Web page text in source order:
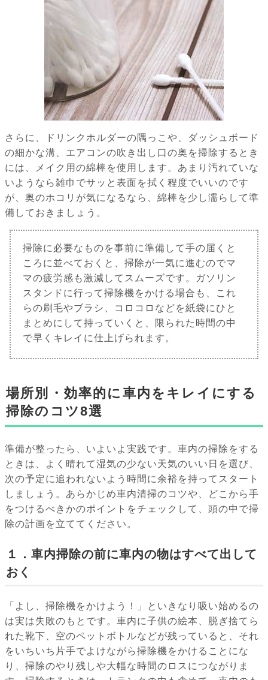
さらに、ドリンクホルダーの隅っこや、ダッシュボード
の細かな溝、エアコンの吹き出し口の奥を掃除するとき
には、メイク用の綿棒を使用します。あまり汚れていな
いようなら雑巾でサッと表面を拭く程度でいいのです
が、奥のホコリが気になるなら、綿棒を少し濡らして準
備しておきましょう。
掃除に必要なものを事前に準備して手の届くと
ころに並べておくと、掃除が一気に進むのでマ
マの疲労感も激減してスムーズです。ガソリン
スタンドに行って掃除機をかける場合も、これ
らの刷毛やブラシ、コロコロなどを紙袋にひと
まとめにして持っていくと、限られた時間の中
で早くキレイに仕上げられます。
場所別・効率的に車内をキレイにする
掃除のコツ8選
準備が整ったら、いよいよ実践です。車内の掃除をする
ときは、よく晴れて湿気の少ない天気のいい日を選び、
次の予定に追われないよう時間に余裕を持ってスタート
しましょう。あらかじめ車内清掃のコツや、どこから手
をつけるべきかのポイントをチェックして、頭の中で掃
除の計画を立ててください。
１．車内掃除の前に車内の物はすべて出して
おく
「よし、掃除機をかけよう！」といきなり吸い始めるの
は実は失敗のもとです。車内に子供の絵本、脱ぎ捨てら
れた靴下、空のペットボトルなどが残っていると、それ
をいちいち片手でよけながら掃除機をかけることにな
り、掃除のやり残しや大幅な時間のロスにつながりま